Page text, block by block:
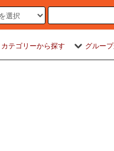
カテゴリーから探す グルー